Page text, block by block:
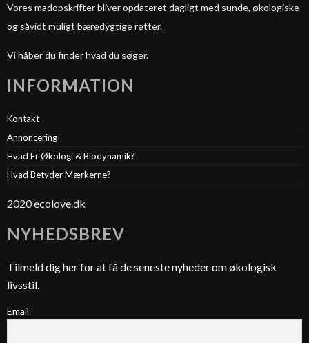
Vores madopskrifter bliver opdateret dagligt med sunde, økologiske
og såvidt muligt bæredygtige retter.
Vi håber du finder hvad du søger.
INFORMATION
Kontakt
Annoncering
Hvad Er Økologi & Biodynamik?
Hvad Betyder Mærkerne?
2020 ecolove.dk
NYHEDSBREV
Tilmeld dig her for at få de seneste nyheder om økologisk
livsstil.
Email